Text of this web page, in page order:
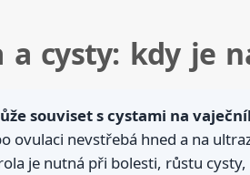
a cysty: kdy je
souviset s cystami na
ovulaci nevstřebá hned a na
je nutná při bolesti, růstu